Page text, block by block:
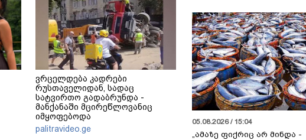
ვრცელდება კადრები
რუსთაველიდან, სადაც
სატვირთო გადაბრუნდა -
მანქანაში მცირეწლოვანიც
იმყოფებოდა
palitravideo.ge
05.08.2026 / 15:04
„ამაზე ფიქრიც არ მინდა -